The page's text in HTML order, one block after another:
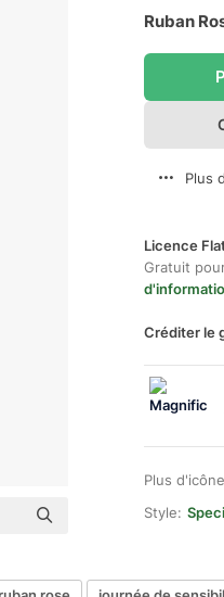
Ruban
Plus
Licence
Gratuit
Créditer le
Plus
Style: